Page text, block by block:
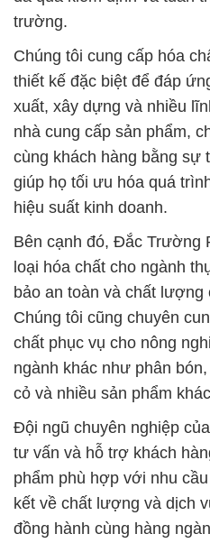
trường.
Chúng tôi cung cấp hóa
thiết kế đặc biệt để đáp
xuất, xây dựng và nhiều
nhà cung cấp sản phẩm,
cùng khách hàng bằng sự
giúp họ tối ưu hóa quá
hiệu suất kinh doanh.
Bên cạnh đó, Đắc Trường
loại hóa chất cho ngành
bảo an toàn và chất lượng
Chúng tôi cũng chuyên
chất phục vụ cho nông
ngành khác như phân
cỏ và nhiều sản phẩm
Đội ngũ chuyên nghiệp
tư vấn và hỗ trợ khách
phẩm phù hợp với nhu
kết về chất lượng và dịch
đồng hành cùng hàng